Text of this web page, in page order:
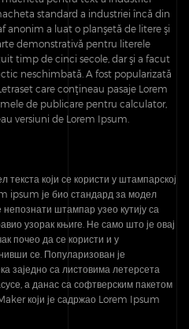
standard a industriei încă din
anonim a luat o planşetă de litere şi
demonstrativă pentru literele
timp de cinci secole, dar şi a facut
neschimbată. A fost popularizată
care conţineau pasaje Lorem
de publicare pentru calculator,
versiuni de Lorem Ipsum.
који се користи у штампарској
ipsum је био стандард за модел
непознати штампар узео кутију са
узорак књиге. Не само што је овај
почео да се користи и у
се. Популаризован је
заједно са листовима летерсета
а данас са софтверским пакетом
који је садржао Lorem Ipsum